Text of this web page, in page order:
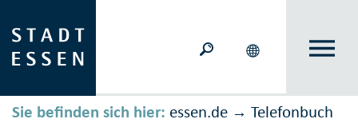
Sie befinden sich hier: essen.de → Telefonbuch